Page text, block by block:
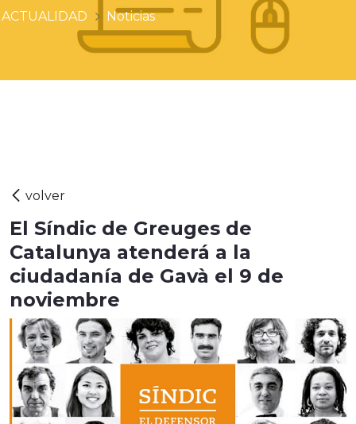
ACTUALIDAD Noticias
El Síndic de Greuges de
Catalunya atenderá a la
ciudadanía de Gavà el 9 de
noviembre